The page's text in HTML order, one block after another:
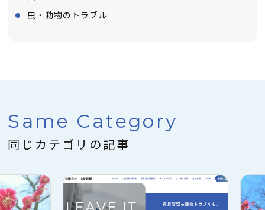
虫・動物のトラブル
S a me Catego ry
同じカテゴリの記事